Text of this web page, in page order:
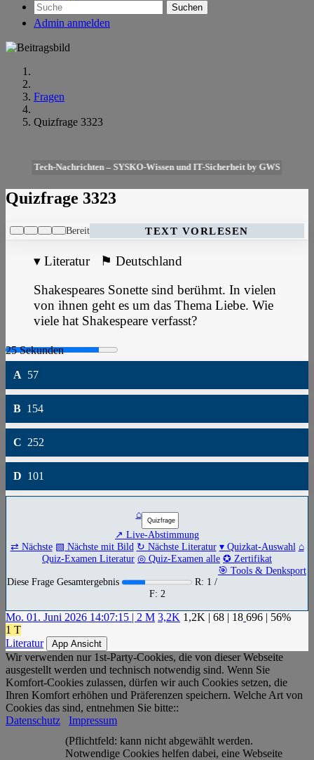
Suchen
Admin anmelden
Fragen
Quizfrage 3323
Tech-Nachrichten – SYSKO-Wissen und IT-Sicherheit by GWS
Quizfrage 3323
Bereit TEXT VORLESEN
▾ Literatur ⚑ Deutschland
Shakespeares Sonette sind berühmt. In vielen
von ihnen geht es um das Thema Liebe. Wie
viele hat Shakespeare verfasst?
A 57
B 154
C 252
D 101
⌂
↗ Live-Abstimmung
⇄ Nächste ▧ Nächste mit Bild ↻ Nächste Literatur ▾ Quizkat-Auswahl ⌂
Quiz-Examen Literatur ◎ Quiz-Examen alle ✪ Zertifikat
🎯 Tools & Denksport
Diese Frage Gesamtergebnis
R: 1 /
F: 2
Mo. 01. Juni 2026 14:07:15 | 2 M 3,2K 1,2K | 68 | 18 696 | 56%
1 T
Literatur
App Ansicht
Wir verwenden nur 1st-Party-Cookies, die von dieser Webseite
ausgestellt werden und technisch notwendig sind. Wenn Sie
Komfort-Cookies zulassen, dürfen wir auch Cookies setzen, die
Ihren Komfort erhöhen und Präferenzen speichern. Welche Art von
Cookies das sind, entnehmen Sie bitte::
Datenschutz
Impressum
(Pflichtfeld: kann nicht abgewählt werden.
Notwendige Cookies helfen dabei, eine Webseite